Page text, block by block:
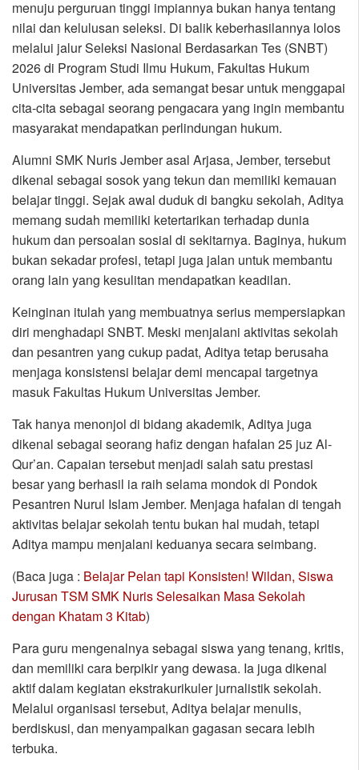
menuju perguruan tinggi impiannya bukan hanya tentang
nilai dan kelulusan seleksi. Di balik keberhasilannya lolos
melalui jalur Seleksi Nasional Berdasarkan Tes (SNBT)
2026 di Program Studi Ilmu Hukum, Fakultas Hukum
Universitas Jember, ada semangat besar untuk menggapai
cita-cita sebagai seorang pengacara yang ingin membantu
masyarakat mendapatkan perlindungan hukum.
Alumni SMK Nuris Jember asal Arjasa, Jember, tersebut
dikenal sebagai sosok yang tekun dan memiliki kemauan
belajar tinggi. Sejak awal duduk di bangku sekolah, Aditya
memang sudah memiliki ketertarikan terhadap dunia
hukum dan persoalan sosial di sekitarnya. Baginya, hukum
bukan sekadar profesi, tetapi juga jalan untuk membantu
orang lain yang kesulitan mendapatkan keadilan.
Keinginan itulah yang membuatnya serius mempersiapkan
diri menghadapi SNBT. Meski menjalani aktivitas sekolah
dan pesantren yang cukup padat, Aditya tetap berusaha
menjaga konsistensi belajar demi mencapai targetnya
masuk Fakultas Hukum Universitas Jember.
Tak hanya menonjol di bidang akademik, Aditya juga
dikenal sebagai seorang hafiz dengan hafalan 25 juz Al-
Qur’an. Capaian tersebut menjadi salah satu prestasi
besar yang berhasil ia raih selama mondok di Pondok
Pesantren Nurul Islam Jember. Menjaga hafalan di tengah
aktivitas belajar sekolah tentu bukan hal mudah, tetapi
Aditya mampu menjalani keduanya secara seimbang.
(Baca juga : Belajar Pelan tapi Konsisten! Wildan, Siswa
Jurusan TSM SMK Nuris Selesaikan Masa Sekolah
dengan Khatam 3 Kitab)
Para guru mengenalnya sebagai siswa yang tenang, kritis,
dan memiliki cara berpikir yang dewasa. Ia juga dikenal
aktif dalam kegiatan ekstrakurikuler jurnalistik sekolah.
Melalui organisasi tersebut, Aditya belajar menulis,
berdiskusi, dan menyampaikan gagasan secara lebih
terbuka.